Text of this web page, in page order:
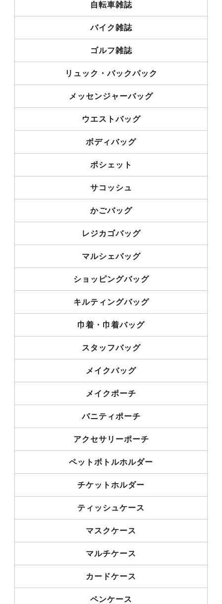
自転車雑誌
バイク雑誌
ゴルフ雑誌
リュック・バックパック
メッセンジャーバッグ
ウエストバッグ
ボディバッグ
ポシェット
サコッシュ
かごバッグ
レジカゴバッグ
マルシェバッグ
ショッピングバッグ
キルティングバッグ
巾着・巾着バッグ
スタッフバッグ
メイクバッグ
メイクポーチ
バニティポーチ
アクセサリーポーチ
ペットボトルホルダー
チケットホルダー
ティッシュケース
マスクケース
マルチケース
カードケース
ペンケース